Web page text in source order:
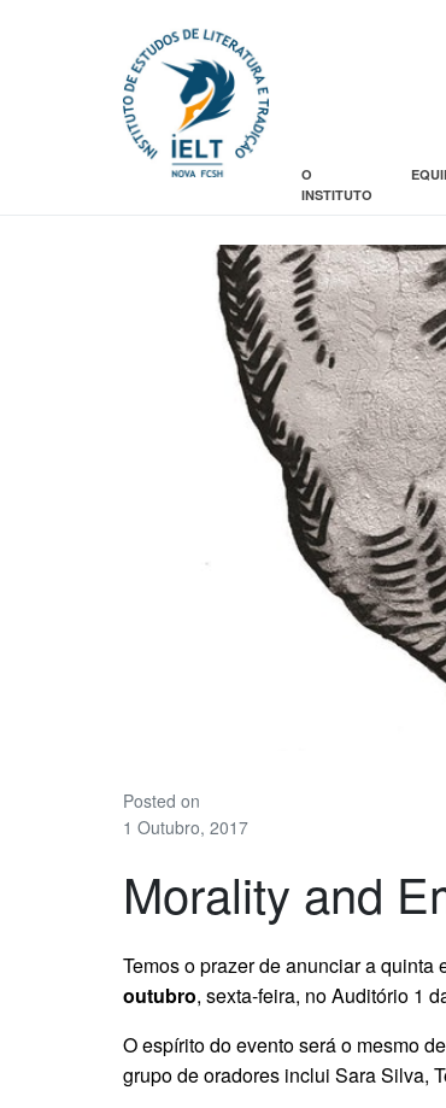
O
INSTITUTO
Posted on
1 Outubro, 2017
Morality and
Temos o prazer de anunciar a quinta
outubro, sexta-feira, no Auditório 1
O espírito do evento será o mesmo
grupo de oradores inclui Sara Silva,